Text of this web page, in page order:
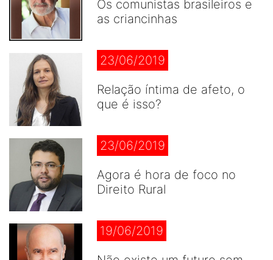
Os comunistas brasileiros e
as criancinhas
23/06/2019
Relação íntima de afeto, o
que é isso?
23/06/2019
Agora é hora de foco no
Direito Rural
19/06/2019